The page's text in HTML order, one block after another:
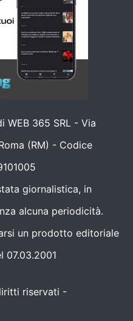
WEB 365 SRL - Via
(RM) - Codice
giornalistica, in
alcuna periodicità.
un prodotto editoriale
07.03.2001
riservati -